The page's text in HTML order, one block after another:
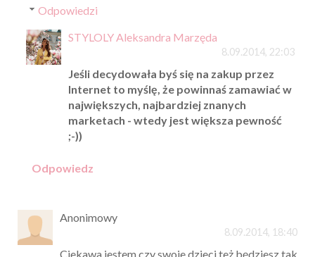
Odpowiedzi
STYLOLY Aleksandra Marzęda
8.09.2014, 22:03
Jeśli decydowała byś się na zakup przez
Internet to myślę, że powinnaś zamawiać w
największych, najbardziej znanych
marketach - wtedy jest większa pewność
;-))
Odpowiedz
Anonimowy
8.09.2014, 18:40
Ciekawa jestem czy swoje dzieci też będziesz tak